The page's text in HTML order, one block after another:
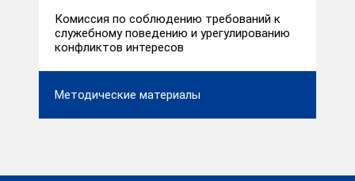
Комиссия по соблюдению требований к
служебному поведению и урегулированию
конфликтов интересов
Методические материалы